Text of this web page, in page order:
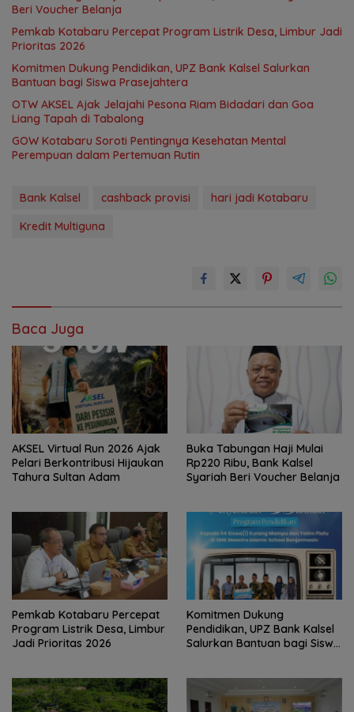
Beri Voucher Belanja
Pemkab Kotabaru Percepat Program Listrik Desa, Limbur Jadi
Prioritas 2026
Komitmen Dukung Pendidikan, UPZ Bank Kalsel Salurkan
Bantuan bagi Siswa Prasejahtera
OTW AKSEL Ajak Jelajahi Pesona Riam Bidadari dan Goa
Liang Tapah di Tabalong
GOW Kotabaru Soroti Pentingnya Kesehatan Mental
Perempuan dalam Pertemuan Rutin
Bank Kalsel cashback provisi
hari jadi Kotabaru
Kredit Multiguna
Baca Juga
AKSEL Virtual Run 2026 Ajak
Pelari Berkontribusi Hijaukan
Tahura Sultan Adam
Buka Tabungan Haji Mulai
Rp220 Ribu, Bank Kalsel
Syariah Beri Voucher Belanja
Pemkab Kotabaru Percepat
Program Listrik Desa, Limbur
Jadi Prioritas 2026
Komitmen Dukung
Pendidikan, UPZ Bank Kalsel
Salurkan Bantuan bagi Siswa